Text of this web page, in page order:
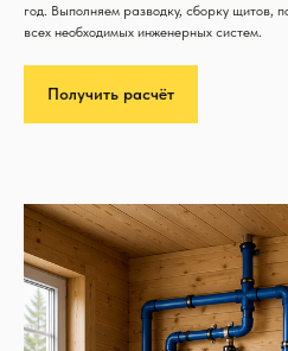
год. Выполняем разводку, сборку щитов,
всех необходимых инженерных систем.
Получить расчёт